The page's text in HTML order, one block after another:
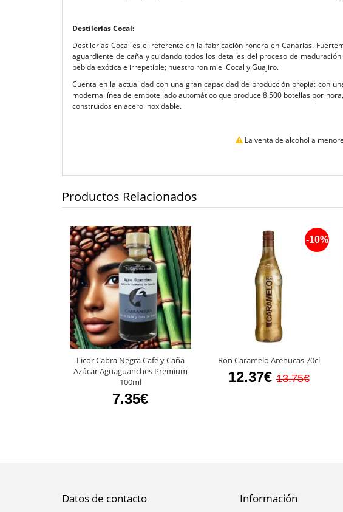
Destilerías Cocal:
Destilerías Cocal es el referente en la fabricación ronera en Canarias.
aguardiente de caña y cuidando todos los detalles del proceso de
bebida exótica e irrepetible; nuestro ron miel Cocal y Guajiro.
Cuenta en la actualidad con una gran capacidad de producción propia: con
moderna línea de embotellado automático que produce 8.500 botellas por
construidos en acero inoxidable.
La venta de alcohol a
Productos Relacionados
Licor Cabra Negra Café y Caña
Azúcar Aguaguanches Premium
100ml
7.35€
Ron Caramelo Arehucas 70cl
12.37€
-10%
13.75€
Datos de contacto Información